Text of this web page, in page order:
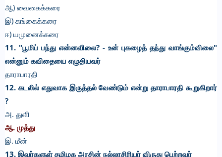
ஆ) வைகைக்கரை
இ) கங்கைக்கரை
ஈ) யமுனைக்கரை
11. "பூமிப் பந்து என்னவிலை? - உன் புகழைத் தந்து வாங்கும்விலை"
என்னும் கவிதையை எழுதியவர்
தாராபாரதி
12. கடலில் எதுவாக இருத்தல் வேண்டும் என்று தாராபாரதி கூறுகிறார்
?
அ. துளி
ஆ. முத்து
இ. மீன்
13. இவர்களுள் தமிழக அரசின் நல்லாசிரியர் விருது பெற்றவர்